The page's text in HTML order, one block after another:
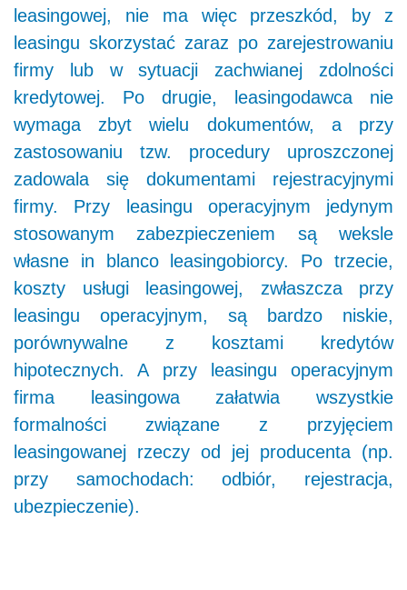
leasingowej, nie ma więc przeszkód, by z
leasingu skorzystać zaraz po zarejestrowaniu
firmy lub w sytuacji zachwianej zdolności
kredytowej. Po drugie, leasingodawca nie
wymaga zbyt wielu dokumentów, a przy
zastosowaniu tzw. procedury uproszczonej
zadowala się dokumentami rejestracyjnymi
firmy. Przy leasingu operacyjnym jedynym
stosowanym zabezpieczeniem są weksle
własne in blanco leasingobiorcy. Po trzecie,
koszty usługi leasingowej, zwłaszcza przy
leasingu operacyjnym, są bardzo niskie,
porównywalne z kosztami kredytów
hipotecznych. A przy leasingu operacyjnym
firma leasingowa załatwia wszystkie
formalności związane z przyjęciem
leasingowanej rzeczy od jej producenta (np.
przy samochodach: odbiór, rejestracja,
ubezpieczenie).